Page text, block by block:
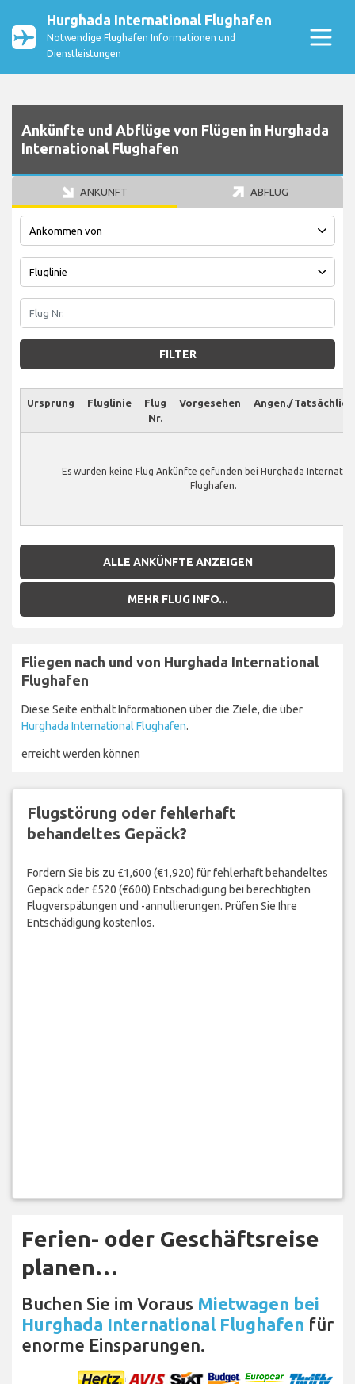
Hurghada International Flughafen
Notwendige Flughafen Informationen und
Dienstleistungen
Ankünfte und Abflüge von Flügen in Hurghada
International Flughafen
ANKUNFT ABFLUG
FILTER
Ursprung Fluglinie
Flug
Nr.
Vorgesehen Angen./Tatsächlich
Es wurden keine Flug Ankünfte gefunden bei Hurghada
Flughafen.
ALLE ANKÜNFTE ANZEIGEN
MEHR FLUG INFO...
Fliegen nach und von Hurghada International
Flughafen
Diese Seite enthält Informationen über die Ziele, die über
Hurghada International Flughafen.
erreicht werden können
Flugstörung oder fehlerhaft
behandeltes Gepäck?
Fordern Sie bis zu £1,600 (€1,920) für fehlerhaft behandeltes
Gepäck oder £520 (€600) Entschädigung bei berechtigten
Flugverspätungen und -annullierungen. Prüfen Sie Ihre
Entschädigung kostenlos.
Ferien- oder Geschäftsreise
planen…
Buchen Sie im Voraus Mietwagen bei
Hurghada International Flughafen für
enorme Einsparungen.